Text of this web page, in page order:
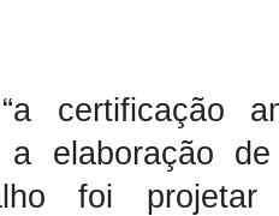
certificação
a elaboração
foi projetar